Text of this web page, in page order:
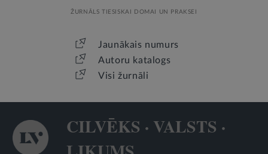
ŽURNĀLS TIESISKAI DOMAI UN PRAKSEI
Jaunākais numurs
Autoru katalogs
Visi žurnāli
CILVĒKS · VALSTS ·